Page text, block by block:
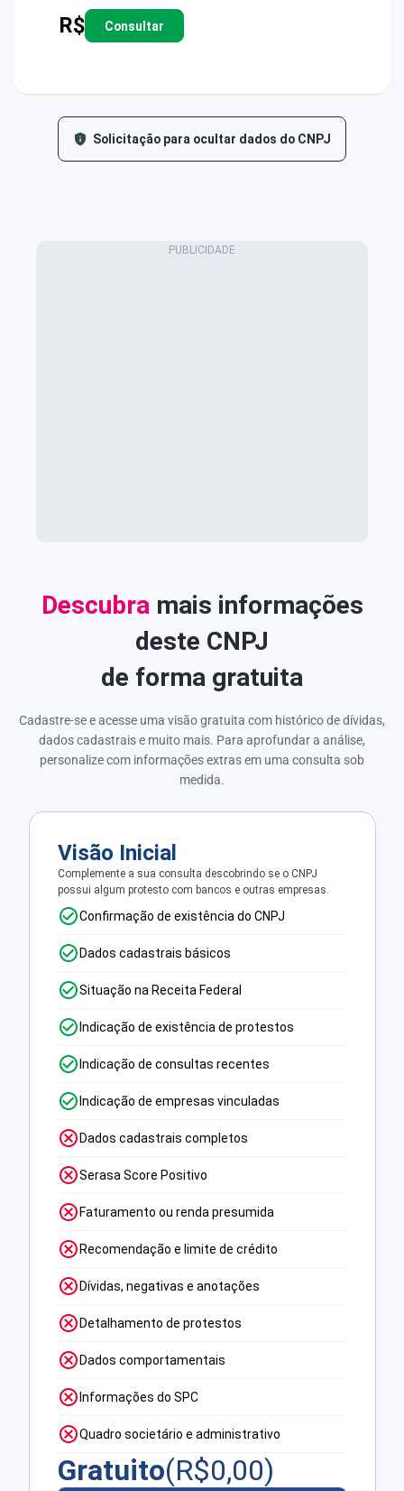
R$ Consultar
Solicitação para ocultar dados do CNPJ
Descubra mais informações
deste CNPJ
de forma gratuita
Cadastre-se e acesse uma visão gratuita com histórico de dívidas,
dados cadastrais e muito mais. Para aprofundar a análise,
personalize com informações extras em uma consulta sob
medida.
Visão Inicial
Complemente a sua consulta descobrindo se o CNPJ
possui algum protesto com bancos e outras empresas.
Confirmação de existência do CNPJ
Dados cadastrais básicos
Situação na Receita Federal
Indicação de existência de protestos
Indicação de consultas recentes
Indicação de empresas vinculadas
Dados cadastrais completos
Serasa Score Positivo
Faturamento ou renda presumida
Recomendação e limite de crédito
Dívidas, negativas e anotações
Detalhamento de protestos
Dados comportamentais
Informações do SPC
Quadro societário e administrativo
Gratuito(R$0,00)